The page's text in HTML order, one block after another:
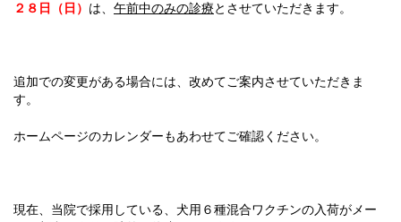
２８日（日） は、 午前中のみの診療 とさせていただきます。
追加での変更がある場合には、改めてご案内させていただきま
す。
ホームページのカレンダーもあわせてご確認ください。
現在、当院で採用している、犬用６種混合ワクチンの入荷がメー